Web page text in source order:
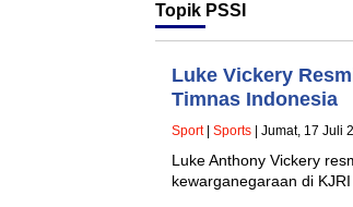
Topik PSSI
Luke Vickery
Timnas Indonesia
Sport| Sports | Jumat, 17 Juli
Luke Anthony Vickery
kewarganegaraan di KJRI